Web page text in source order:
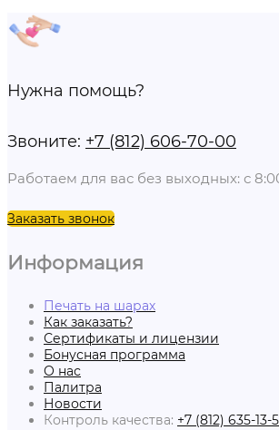
Нужна помощь?
Звоните: +7 (812) 606-70-00
Работаем для вас без выходных: с
Заказать звонок
Информация
Печать на шарах
Как заказать?
Сертификаты и лицензии
Бонусная программа
О нас
Палитра
Новости
Контроль качества: +7 (812) 635-13-